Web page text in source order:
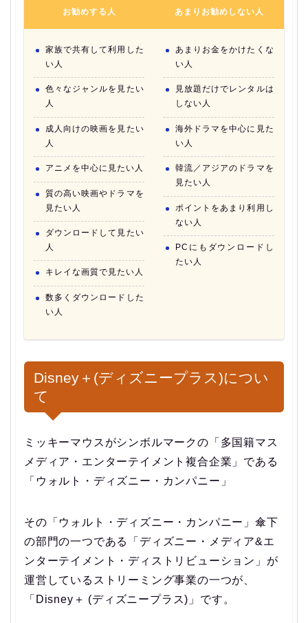
お勧めする人
家族で共有して利用した
い人
色々なジャンルを見たい
人
成人向けの映画を見たい
人
アニメを中心に見たい人
質の高い映画やドラマを
見たい人
ダウンロードして見たい
人
キレイな画質で見たい人
数多くダウンロードした
い人
あまりお勧めしない人
あまりお金をかけたくな
い人
見放題だけでレンタルは
しない人
海外ドラマを中心に見た
い人
韓流／アジアのドラマを
見たい人
ポイントをあまり利用し
ない人
PCにもダウンロードし
たい人
Disney＋(ディズニープラス)につい
て
ミッキーマウスがシンボルマークの「多国籍マス
メディア・エンターテイメント複合企業」である
「ウォルト・ディズニー・カンパニー」
その「ウォルト・ディズニー・カンパニー」傘下
の部門の一つである「ディズニー・メディア&エ
ンターテイメント・ディストリビューション」が
運営しているストリーミング事業の一つが、
「Disney＋ (ディズニープラス)」です。